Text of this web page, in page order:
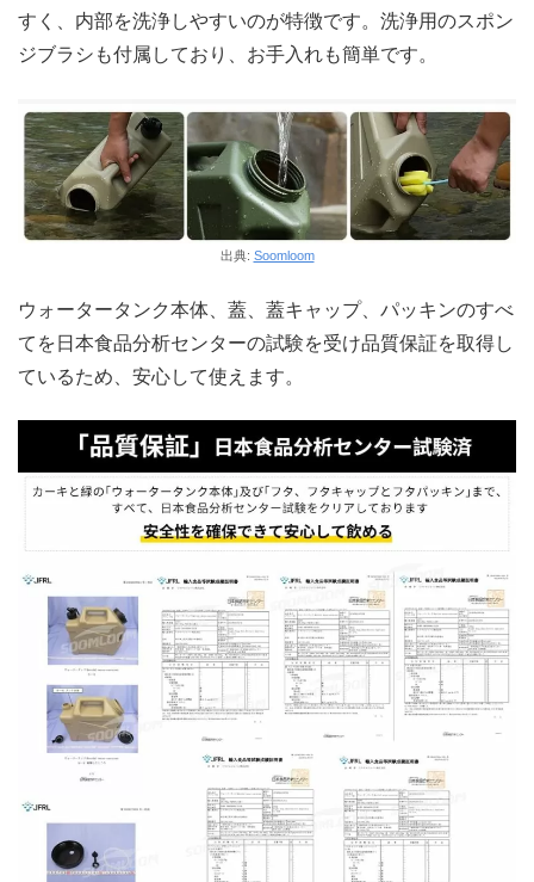
すく、内部を洗浄しやすいのが特徴です。洗浄用のスポン
ジブラシも付属しており、お手入れも簡単です。
出典: Soomloom
ウォータータンク本体、蓋、蓋キャップ、パッキンのすべ
てを日本食品分析センターの試験を受け品質保証を取得し
ているため、安心して使えます。